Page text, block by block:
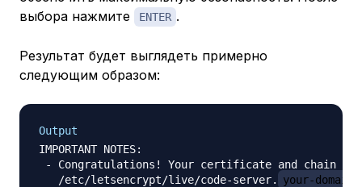
выбора нажмите
ENTER .
Результат будет выглядеть примерно
следующим образом:
Output
IMPORTANT NOTES:
- Congratulations! Your certificate and chain
   /etc/letsencrypt/live/code-server.
your-domain